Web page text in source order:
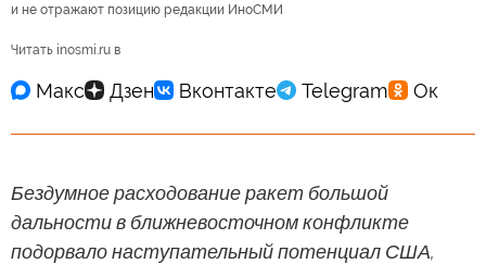
и не отражают позицию редакции ИноСМИ
Читать inosmi.ru в
Бездумное расходование ракет большой
дальности в ближневосточном конфликте
подорвало наступательный потенциал США,